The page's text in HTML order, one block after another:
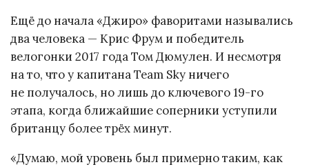
Ещё до начала «Джиро» фаворитами назывались
два человека — Крис Фрум и победитель
велогонки 2017 года Том Дюмулен. И несмотря
на то, что у капитана Team Sky ничего
не получалось, но лишь до ключевого 19-го
этапа, когда ближайшие соперники уступили
британцу более трёх минут.
«Думаю, мой уровень был примерно таким, как